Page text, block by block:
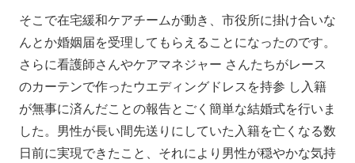
そこで在宅緩和ケアチームが動き、市役所に掛け合いな
んとか婚姻届を受理してもらえることになったのです。
さらに看護師さんやケアマネジャー さんたちがレース
のカーテンで作ったウエディングドレスを持参 し入籍
が無事に済んだことの報告とごく簡単な結婚式を行いま
した。男性が長い間先送りにしていた入籍を亡くなる数
日前に実現できたこと、それにより男性が穏やかな気持